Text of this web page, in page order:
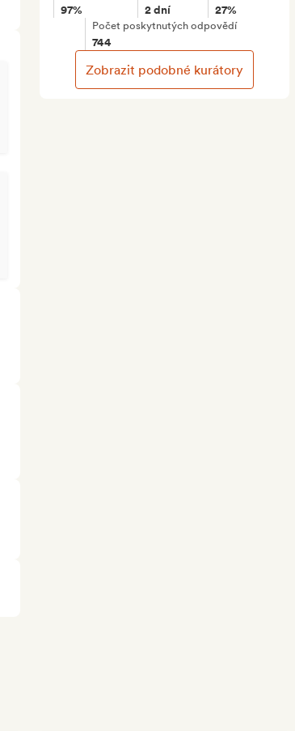
97% 2 dní 27%
Počet poskytnutých odpovědí
744
Zobrazit podobné kurátory